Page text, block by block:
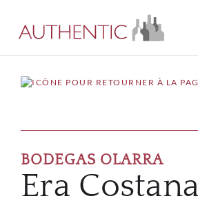
BODEGAS OLARRA
Era